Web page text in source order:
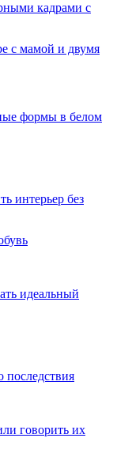
кадрами с
с мамой и двумя
формы в белом
интерьер без
идеальный
последствия
говорить их